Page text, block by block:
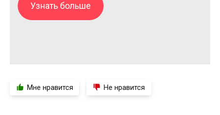
Узнать больше
Мне нравится Не нравится